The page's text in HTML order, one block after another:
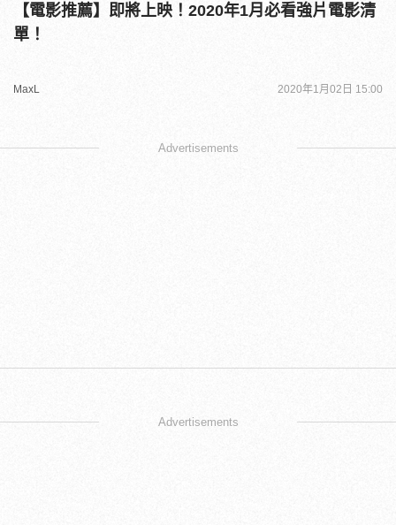
【電影推薦】即將上映！2020年1月必看強片電影清
單！
MaxL 2020年1月02日 15:00
Advertisements
Advertisements